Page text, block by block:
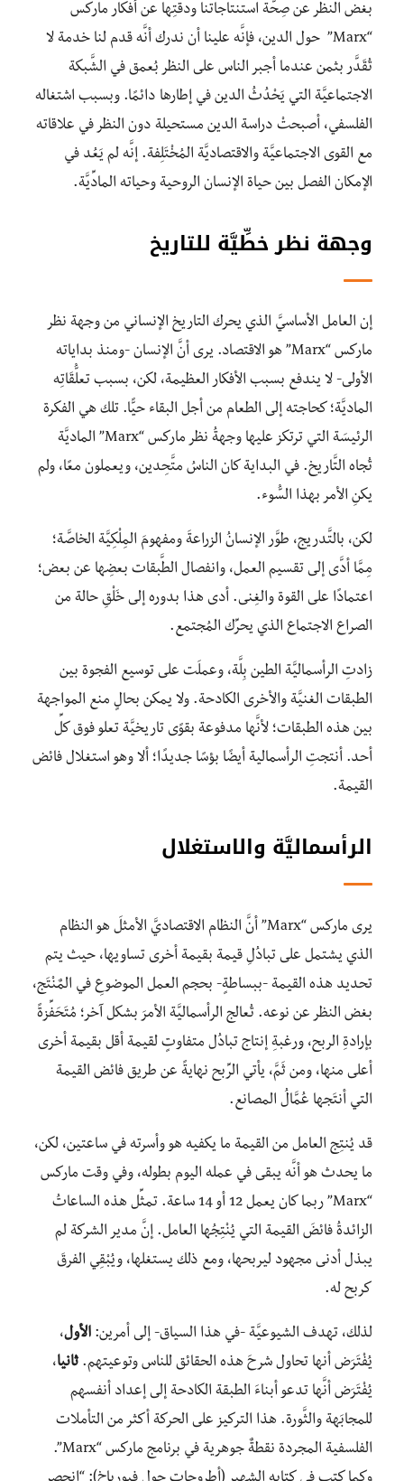
بغضِّ النظر عن صِحَّة استنتاجاتنا ودقَّتِها عن أفكار ماركس
“Marx” حول الدين، فإنَّه علينا أن ندرك أنَّه قدم لنا خدمة لا
تُقَدَّر بثمن عندما أجبر الناس على النظر بُعمق في الشَّبكة
الاجتماعيَّة التي يَحْدُثُ الدين في إطارها دائمًا. وبسبب اشتغاله
الفلسفي، أصبحتْ دراسة الدين مستحيلة دون النظر في علاقاته
مع القوى الاجتماعيَّة والاقتصاديَّة المُخْتَلِفة. إنَّه لم يَعُد في
الإمكان الفصل بين حياة الإنسان الروحية وحياته المادِّيَّة.
وجهة نظر خطِّيَّة للتاريخ
إن العامل الأساسيَّ الذي يحرك التاريخ الإنساني من وجهة نظر
ماركس “Marx” هو الاقتصاد. يرى أنَّ الإنسان -ومنذ بداياته
الأولى- لا يندفع بسبب الأفكار العظيمة، لكن، بسبب تعلُّقَاتِه
الماديَّة؛ كحاجته إلى الطعام من أجل البقاء حيًّا. تلك هي الفكرة
الرئيسَة التي ترتكز عليها وجهةُ نظر ماركس “Marx” الماديَّة
تُجاه التَّاريخ. في البداية كان الناسُ متَّحِدين، ويعملون معًا، ولم
يكنِ الأمر بهذا السُّوء.
لكن، بالتَّدريج، طوَّر الإنسانُ الزراعةَ ومفهومَ المِلْكِيَّة الخاصَّة؛
مِمَّا أدَّى إلى تقسيم العمل، وانفصال الطَّبقات بعضِها عن بعض؛
اعتمادًا على القوة والغِنى. أدى هذا بدوره إلى خَلْقِ حالة من
الصراع الاجتماع الذي يحرِّك المُجتمع.
زادتِ الرأسماليَّة الطين بِلَّة، وعملَت على توسيع الفجوة بين
الطبقات الغنيَّة والأخرى الكادحة. ولا يمكن بحالٍ منع المواجهة
بين هذه الطبقات؛ لأنَّها مدفوعة بقوًى تاريخيَّة تعلو فوق كلِّ
أحد. أنتجتِ الرأسمالية أيضًا بؤسًا جديدًا؛ ألا وهو استغلال فائض
القيمة.
الرأسماليَّة والاستغلال
يرى ماركس “Marx” أنَّ النظام الاقتصاديَّ الأمثلَ هو النظام
الذي يشتمل على تبادُلِ قيمة بقيمة أخرى تساويها، حيث يتم
تحديد هذه القيمة -ببساطةٍ- بحجم العمل الموضوعِ في المٌنْتَج،
بغض النظر عن نوعه. تُعالج الرأسماليَّة الأمرَ بشكل آخر؛ مُتَحَفِّزةً
بإرادةِ الربح، ورغبةِ إنتاج تبادُل متفاوتٍ لقيمة أقل بقيمة أخرى
أعلى منها، ومن ثَمَّ، يأتي الرِّبح نهايةً عن طريق فائض القيمة
التي أنتَجها عُمَّالُ المصانع.
قد يُنتِج العامل من القيمة ما يكفيه هو وأسرته في ساعتين، لكن،
ما يحدث هو أنَّه يبقى في عمله اليوم بطوله، وفي وقت ماركس
“Marx” ربما كان يعمل 12 أو 14 ساعة. تمثِّل هذه الساعاتُ
الزائدةُ فائضَ القيمة التي يُنْتِجُها العامل. إنَّ مدير الشركة لم
يبذل أدنى مجهود ليربحها، ومع ذلك يستغلها، ويُبْقِي الفرقَ
كربح له.
لذلك، تهدف الشيوعيَّة -في هذا السياق- إلى أمرين: الأول،
يُفْتَرَض أنها تحاول شرحَ هذه الحقائق للناس وتوعيتهم.ثانيا،
يُفْتَرَض أنَّها تدعو أبناءَ الطبقة الكادحة إلى إعداد أنفسهم
للمجابَهة والثَّورة. هذا التركيز على الحركة أكثر من التأملات
الفلسفية المجردة نقطةٌ جوهرية في برنامج ماركس “Marx”.